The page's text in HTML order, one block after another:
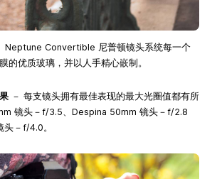
Neptune Convertible 尼普顿镜头系统每一个
的优质玻璃，并以人手精心嵌制。
－ 每支镜头拥有最佳表现的最大光圈值都有所
镜头－f/3.5、Despina 50mm 镜头－f/2.8
－f/4.0。